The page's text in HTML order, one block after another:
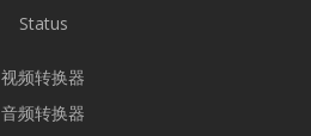
Status
视频转换器
音频转换器